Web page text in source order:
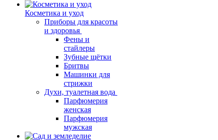
Косметика и уход
Приборы для красоты
и здоровья
Фены и
стайлеры
Зубные щётки
Бритвы
Машинки для
стрижки
Духи, туалетная вода
Парфюмерия
женская
Парфюмерия
мужская